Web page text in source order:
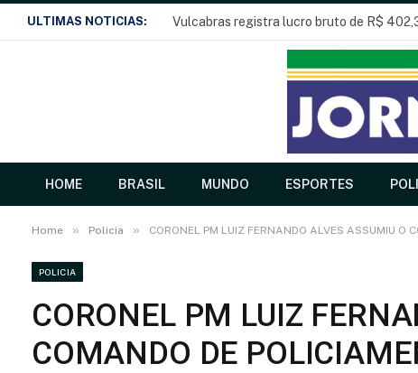
ULTIMAS NOTICIAS: Vulcabras registra lucro bruto de R$
HOME BRASIL MUNDO ESPORTES
Home » Policia » CORONEL PM LUIZ FERNANDO ALVES ASSUMIU O
POLICIA
CORONEL PM LUIZ
COMANDO DE